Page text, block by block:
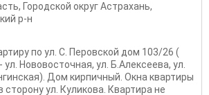
, Городской округ Астрахань,
р-н
по ул. С. Перовской дом 103/26 (
Нововосточная, ул. Б.Алексеева, ул.
Дом кирпичный. Окна квартиры
ул. Куликова. Квартира не